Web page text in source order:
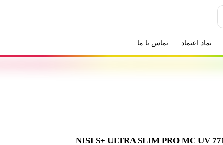
نماد اعتماد تماس با ما